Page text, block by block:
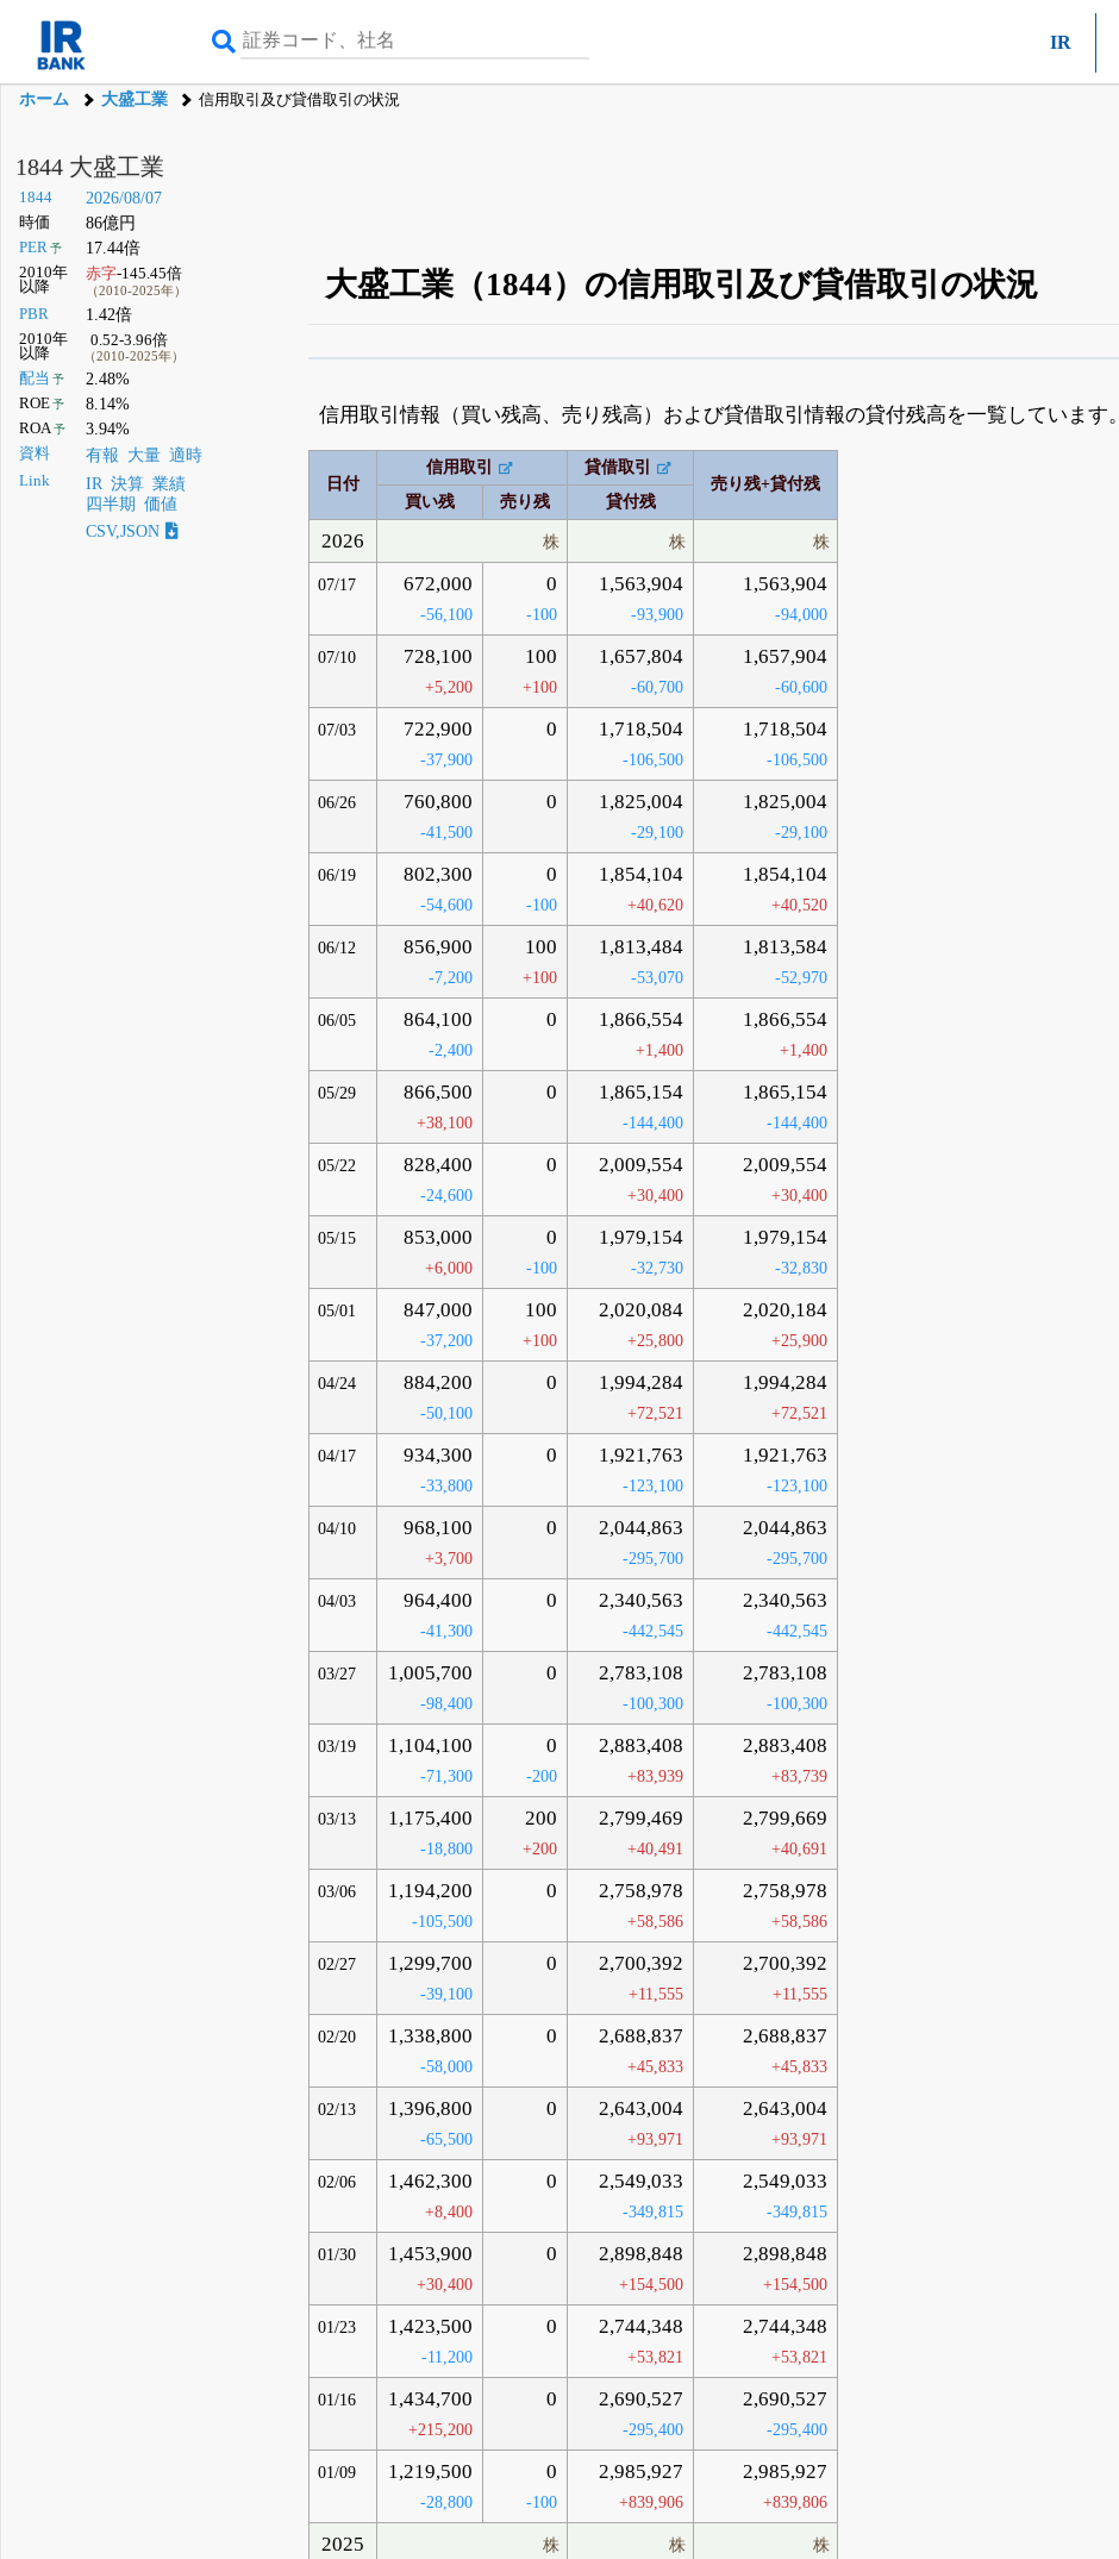
IR
ホーム 大盛工業 信用取引及び貸借取引の状況
1844 大盛工業
1844 2026/08/07
時価 86億円
PER予 17.44倍
2010年
以降
赤字-145.45倍
（2010-2025年）
PBR 1.42倍
2010年
以降
0.52-3.96倍
（2010-2025年）
配当 予 2.48%
ROE予 8.14%
ROA 予 3.94%
資料 有報 大量 適時
Link IR 決算 業績
四半期 価値
CSV,JSON
大盛工業（1844）の信用取引及び貸借取引の状況
無料でβ版をはじめる
登録すると永久30%OFFと米株版の先行利用も付きます
信用取引情報（買い残高、売り残高）および貸借取引情報の貸付残高を一覧しています。
日付
信用取引
貸借取引
売り残+貸付残
買い残
売り残 貸付残
2026 株 株 株
07/17 672,000
-56,100
0
-100
1,563,904
-93,900
1,563,904
-94,000
07/10 728,100
+5,200
100
+100
1,657,804
-60,700
1,657,904
-60,600
07/03 722,900
-37,900
0 1,718,504
-106,500
1,718,504
-106,500
06/26 760,800
-41,500
0 1,825,004
-29,100
1,825,004
-29,100
06/19 802,300
-54,600
0
-100
1,854,104
+40,620
1,854,104
+40,520
06/12 856,900
-7,200
100
+100
1,813,484
-53,070
1,813,584
-52,970
06/05 864,100
-2,400
0 1,866,554
+1,400
1,866,554
+1,400
05/29 866,500
+38,100
0 1,865,154
-144,400
1,865,154
-144,400
05/22 828,400
-24,600
0 2,009,554
+30,400
2,009,554
+30,400
05/15 853,000
+6,000
0
-100
1,979,154
-32,730
1,979,154
-32,830
05/01 847,000
-37,200
100
+100
2,020,084
+25,800
2,020,184
+25,900
04/24 884,200
-50,100
0 1,994,284
+72,521
1,994,284
+72,521
04/17 934,300
-33,800
0 1,921,763
-123,100
1,921,763
-123,100
04/10 968,100
+3,700
0 2,044,863
-295,700
2,044,863
-295,700
04/03 964,400
-41,300
0 2,340,563
-442,545
2,340,563
-442,545
03/27 1,005,700
-98,400
0 2,783,108
-100,300
2,783,108
-100,300
03/19 1,104,100
-71,300
0
-200
2,883,408
+83,939
2,883,408
+83,739
03/13 1,175,400
-18,800
200
+200
2,799,469
+40,491
2,799,669
+40,691
03/06 1,194,200
-105,500
0 2,758,978
+58,586
2,758,978
+58,586
02/27 1,299,700
-39,100
0 2,700,392
+11,555
2,700,392
+11,555
02/20 1,338,800
-58,000
0 2,688,837
+45,833
2,688,837
+45,833
02/13 1,396,800
-65,500
0 2,643,004
+93,971
2,643,004
+93,971
02/06 1,462,300
+8,400
0 2,549,033
-349,815
2,549,033
-349,815
01/30 1,453,900
+30,400
0 2,898,848
+154,500
2,898,848
+154,500
01/23 1,423,500
-11,200
0 2,744,348
+53,821
2,744,348
+53,821
01/16 1,434,700
+215,200
0 2,690,527
-295,400
2,690,527
-295,400
01/09 1,219,500
-28,800
0
-100
2,985,927
+839,906
2,985,927
+839,806
2025 株 株 株